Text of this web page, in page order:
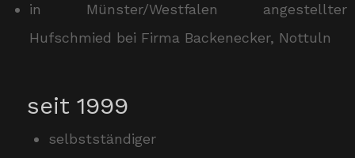
in Münster/Westfalen angestellter
Hufschmied bei Firma Backenecker, Nottuln
seit 1999
selbstständiger